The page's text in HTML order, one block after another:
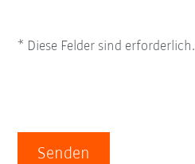
* Diese Felder sind erforderlich.
Senden